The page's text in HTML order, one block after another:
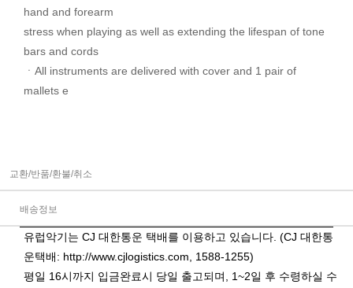
hand and forearm
stress when playing as well as extending the lifespan of tone
bars and cords
ㆍAll instruments are delivered with cover and 1 pair of
mallets e
교환/반품/환불/취소
배송정보
유럽악기는 CJ 대한통운 택배를 이용하고 있습니다. (CJ 대한통
운택배: http://www.cjlogistics.com, 1588-1255)
평일 16시까지 입금완료시 당일 출고되며, 1~2일 후 수령하실 수